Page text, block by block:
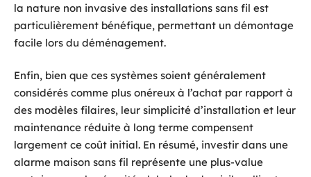
la nature non invasive des installations sans fil est
particulièrement bénéfique, permettant un démontage
facile lors du déménagement.
Enfin, bien que ces systèmes soient généralement
considérés comme plus onéreux à l’achat par rapport à
des modèles filaires, leur simplicité d’installation et leur
maintenance réduite à long terme compensent
largement ce coût initial. En résumé, investir dans une
alarme maison sans fil représente une plus-value